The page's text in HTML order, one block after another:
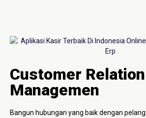
Customer Relation
Managemen
Bangun hubungan yang baik dengan